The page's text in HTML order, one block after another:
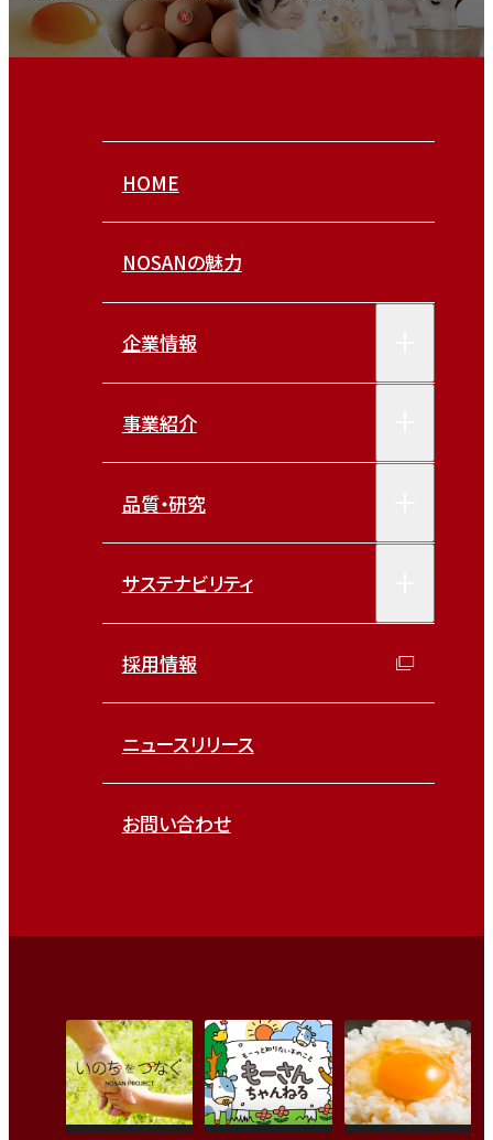
HOME
NOSANの魅力
企業情報
事業紹介
品質・研究
サステナビリティ
採用情報
ニュースリリース
お問い合わせ